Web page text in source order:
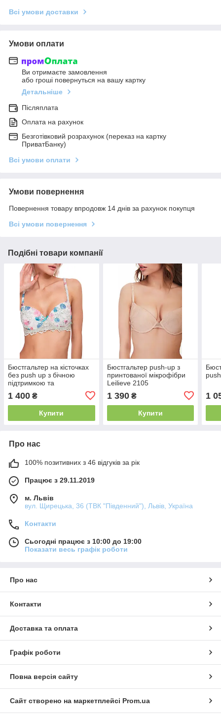
Всі умови доставки
Умови оплати
Ви отримаєте замовлення
або гроші повернуться на вашу картку
Детальніше
Післяплата
Оплата на рахунок
Безготівковий розрахунок (переказ на картку
ПриватБанку)
Всі умови оплати
Умови повернення
Повернення товару впродовж 14 днів за рахунок покупця
Всі умови повернення
Подібні товари компанії
Бюстгальтер на кісточках
без push up з бічною
підтримкою та
Leilieve 8403
1 400 ₴
Купити
Бюстгальтер push-up з
принтованої мікрофібри
Leilieve 2105
1 390₴
Купити
1
Про нас
100% позитивних з 46 відгуків за рік
Працює з 29.11.2019
м. Львів
вул. Щирецька, 36 (ТВК "Південний"), Львів, Україна
Контакти
Сьогодні працює з 10:00 до 19:00
Показати весь графік роботи
Про нас
Контакти
Доставка та оплата
Графік роботи
Повна версія сайту
Сайт створено на маркетплейсі Prom.ua